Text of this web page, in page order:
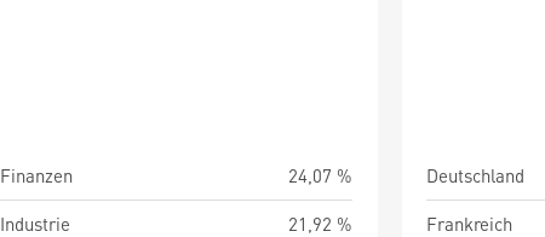
Finanzen
24,07 %
Industrie
21,92 %
Deutschland
Frankreich